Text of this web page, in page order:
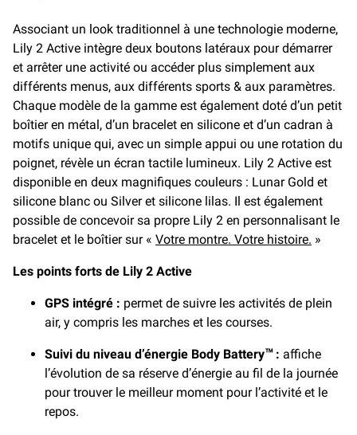
Associant un look traditionnel à une technologie moderne,
Lily 2 Active intègre deux boutons latéraux pour démarrer
et arrêter une activité ou accéder plus simplement aux
différents menus, aux différents sports & aux paramètres.
Chaque modèle de la gamme est également doté d’un petit
boîtier en métal, d’un bracelet en silicone et d’un cadran à
motifs unique qui, avec un simple appui ou une rotation du
poignet, révèle un écran tactile lumineux. Lily 2 Active est
disponible en deux magnifiques couleurs : Lunar Gold et
silicone blanc ou Silver et silicone lilas. Il est également
possible de concevoir sa propre Lily 2 en personnalisant le
bracelet et le boîtier sur « Votre montre. Votre histoire. »
Les points forts de Lily 2 Active
GPS intégré : permet de suivre les activités de plein
air, y compris les marches et les courses.
Suivi du niveau d’énergie Body Battery™: affiche
l’évolution de sa réserve d’énergie au fil de la journée
pour trouver le meilleur moment pour l’activité et le
repos.